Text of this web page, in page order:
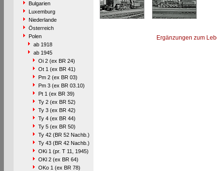
Bulgarien
Luxemburg
Niederlande
Österreich
Polen
ab 1918
ab 1945
Oi 2 (ex BR 24)
Ot 1 (ex BR 41)
Pm 2 (ex BR 03)
Pm 3 (ex BR 03.10)
Pt 1 (ex BR 39)
Ty 2 (ex BR 52)
Ty 3 (ex BR 42)
Ty 4 (ex BR 44)
Ty 5 (ex BR 50)
Ty 42 (BR 52 Nachb.)
Ty 43 (BR 42 Nachb.)
OKi 1 (pr. T 11, 1945)
OKl 2 (ex BR 64)
OKo 1 (ex BR 78)
Ergänzungen zum